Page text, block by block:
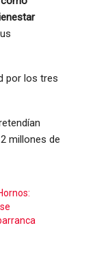
por los tres
millones de